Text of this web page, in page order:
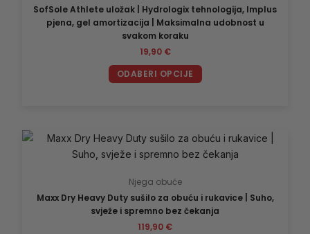
SofSole Athlete uložak | Hydrologix tehnologija, Implus
pjena, gel amortizacija | Maksimalna udobnost u
svakom koraku
19,90 €
ODABERI OPCIJE
Opcije
se
Njega obuće
Maxx Dry Heavy Duty sušilo za obuću i rukavice | Suho,
svježe i spremno bez čekanja
119,90 €